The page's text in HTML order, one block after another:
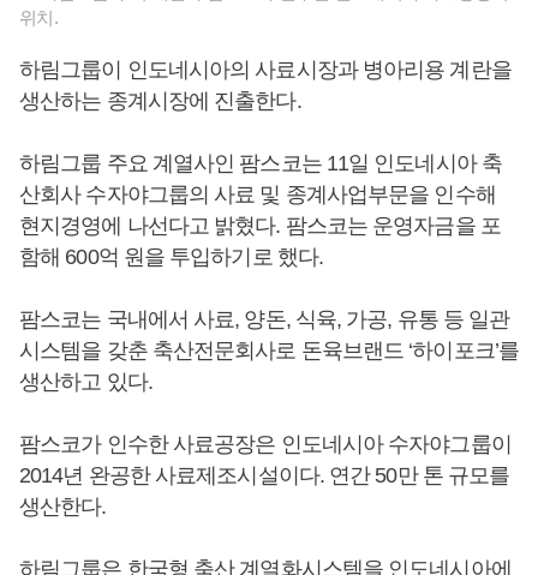
위치.
하림그룹이 인도네시아의 사료시장과 병아리용 계란을
생산하는 종계시장에 진출한다.
하림그룹 주요 계열사인 팜스코는 11일 인도네시아 축
산회사 수자야그룹의 사료 및 종계사업부문을 인수해
현지경영에 나선다고 밝혔다. 팜스코는 운영자금을 포
함해 600억 원을 투입하기로 했다.
팜스코는 국내에서 사료, 양돈, 식육, 가공, 유통 등 일관
시스템을 갖춘 축산전문회사로 돈육브랜드 ‘하이포크’를
생산하고 있다.
팜스코가 인수한 사료공장은 인도네시아 수자야그룹이
2014년 완공한 사료제조시설이다. 연간 50만 톤 규모를
생산한다.
하림그룹은 한국형 축산 계열화시스템을 인도네시아에